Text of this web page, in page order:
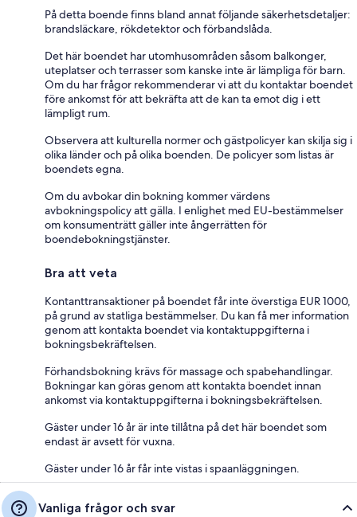
På detta boende finns bland annat följande säkerhetsdetaljer:
brandsläckare, rökdetektor och förbandslåda.
Det här boendet har utomhusområden såsom balkonger,
uteplatser och terrasser som kanske inte är lämpliga för barn.
Om du har frågor rekommenderar vi att du kontaktar boendet
före ankomst för att bekräfta att de kan ta emot dig i ett
lämpligt rum.
Observera att kulturella normer och gästpolicyer kan skilja sig i
olika länder och på olika boenden. De policyer som listas är
boendets egna.
Om du avbokar din bokning kommer värdens
avbokningspolicy att gälla. I enlighet med EU-bestämmelser
om konsumenträtt gäller inte ångerrätten för
boendebokningstjänster.
Bra att veta
Kontanttransaktioner på boendet får inte överstiga EUR 1000,
på grund av statliga bestämmelser. Du kan få mer information
genom att kontakta boendet via kontaktuppgifterna i
bokningsbekräftelsen.
Förhandsbokning krävs för massage och spabehandlingar.
Bokningar kan göras genom att kontakta boendet innan
ankomst via kontaktuppgifterna i bokningsbekräftelsen.
Gäster under 16 år är inte tillåtna på det här boendet som
endast är avsett för vuxna.
Gäster under 16 år får inte vistas i spaanläggningen.
Vanliga frågor och svar